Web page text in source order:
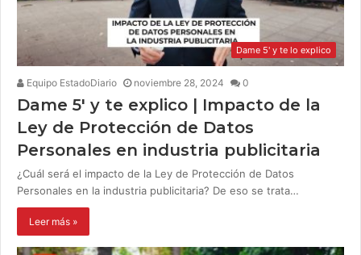
Dame 5' y te lo explico
Equipo EstadoDiario noviembre 28, 2024 0
Dame 5′ y te explico | Impacto de la
Ley de Protección de Datos
Personales en industria publicitaria
¿Cuál será el impacto de la Ley de Protección de Datos
Personales en la industria publicitaria? De eso se trata…
Leer más »